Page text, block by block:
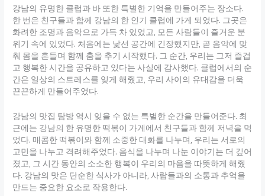
강남의 유명한 클럽과 바 또한 특별한 기억을 만들어주는 장소다.
한 번은 친구들과 함께 강남의 한 인기 클럽에 가게 되었다. 그곳은
화려한 조명과 음악으로 가득 차 있었고, 모든 사람들이 즐거운 분
위기 속에 있었다. 처음에는 낯선 공간에 긴장했지만, 곧 음악에 맞
춰 몸을 흔들며 함께 춤을 추기 시작했다. 그 순간, 우리는 그저 즐겁
고 행복한 시간을 공유하고 있다는 사실에 감사했다. 클럽에서의 순
간은 일상의 스트레스를 잊게 해줬고, 우리 사이의 유대감을 더욱
끈끈하게 만들어주었다.
강남의 맛집 탐방 역시 잊을 수 없는 특별한 순간을 만들어준다. 최
근에는 강남의 한 유명한 떡볶이 가게에서 친구들과 함께 저녁을 먹
었다. 매콤한 떡볶이와 함께 소중한 대화를 나누며, 우리는 서로의
고민을 나누고 격려해주었다. 음식을 나누며 나눈 이야기는 더 깊어
졌고, 그 시간 동안의 소소한 행복이 우리의 마음을 따뜻하게 해줬
다. 강남의 맛은 단순한 식사가 아니라, 사람들과의 소통과 추억을
만드는 중요한 요소로 작용한다.